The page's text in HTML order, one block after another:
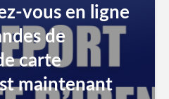
vous en ligne
de
carte
maintenant